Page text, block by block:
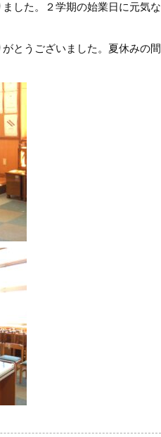
した。２学期の始業日に元気な
とうございました。夏休みの間